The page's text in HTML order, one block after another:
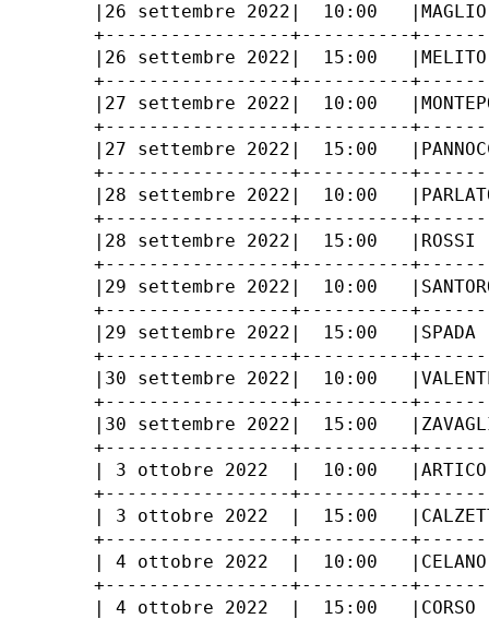
|26 settembre 2022|  10:00
+-----------------+----------
|26 settembre 2022|  15:00
+-----------------+----------
|27 settembre 2022|  10:00
+-----------------+----------
|27 settembre 2022|  15:00
+-----------------+----------
|28 settembre 2022|  10:00
+-----------------+----------
|28 settembre 2022|  15:00
+-----------------+----------
|29 settembre 2022|  10:00
+-----------------+----------
|29 settembre 2022|  15:00
+-----------------+----------
|30 settembre 2022|  10:00
+-----------------+----------
|30 settembre 2022|  15:00
+-----------------+----------
| 3 ottobre 2022  |  10:00
+-----------------+----------
| 3 ottobre 2022  |  15:00
+-----------------+----------
| 4 ottobre 2022  |  10:00
+-----------------+----------
| 4 ottobre 2022  |  15:00